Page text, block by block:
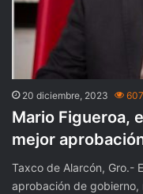
20 diciembre, 2023 607
Mario Figueroa,
mejor
Taxco de Alarcón, Gro.-
aprobación de